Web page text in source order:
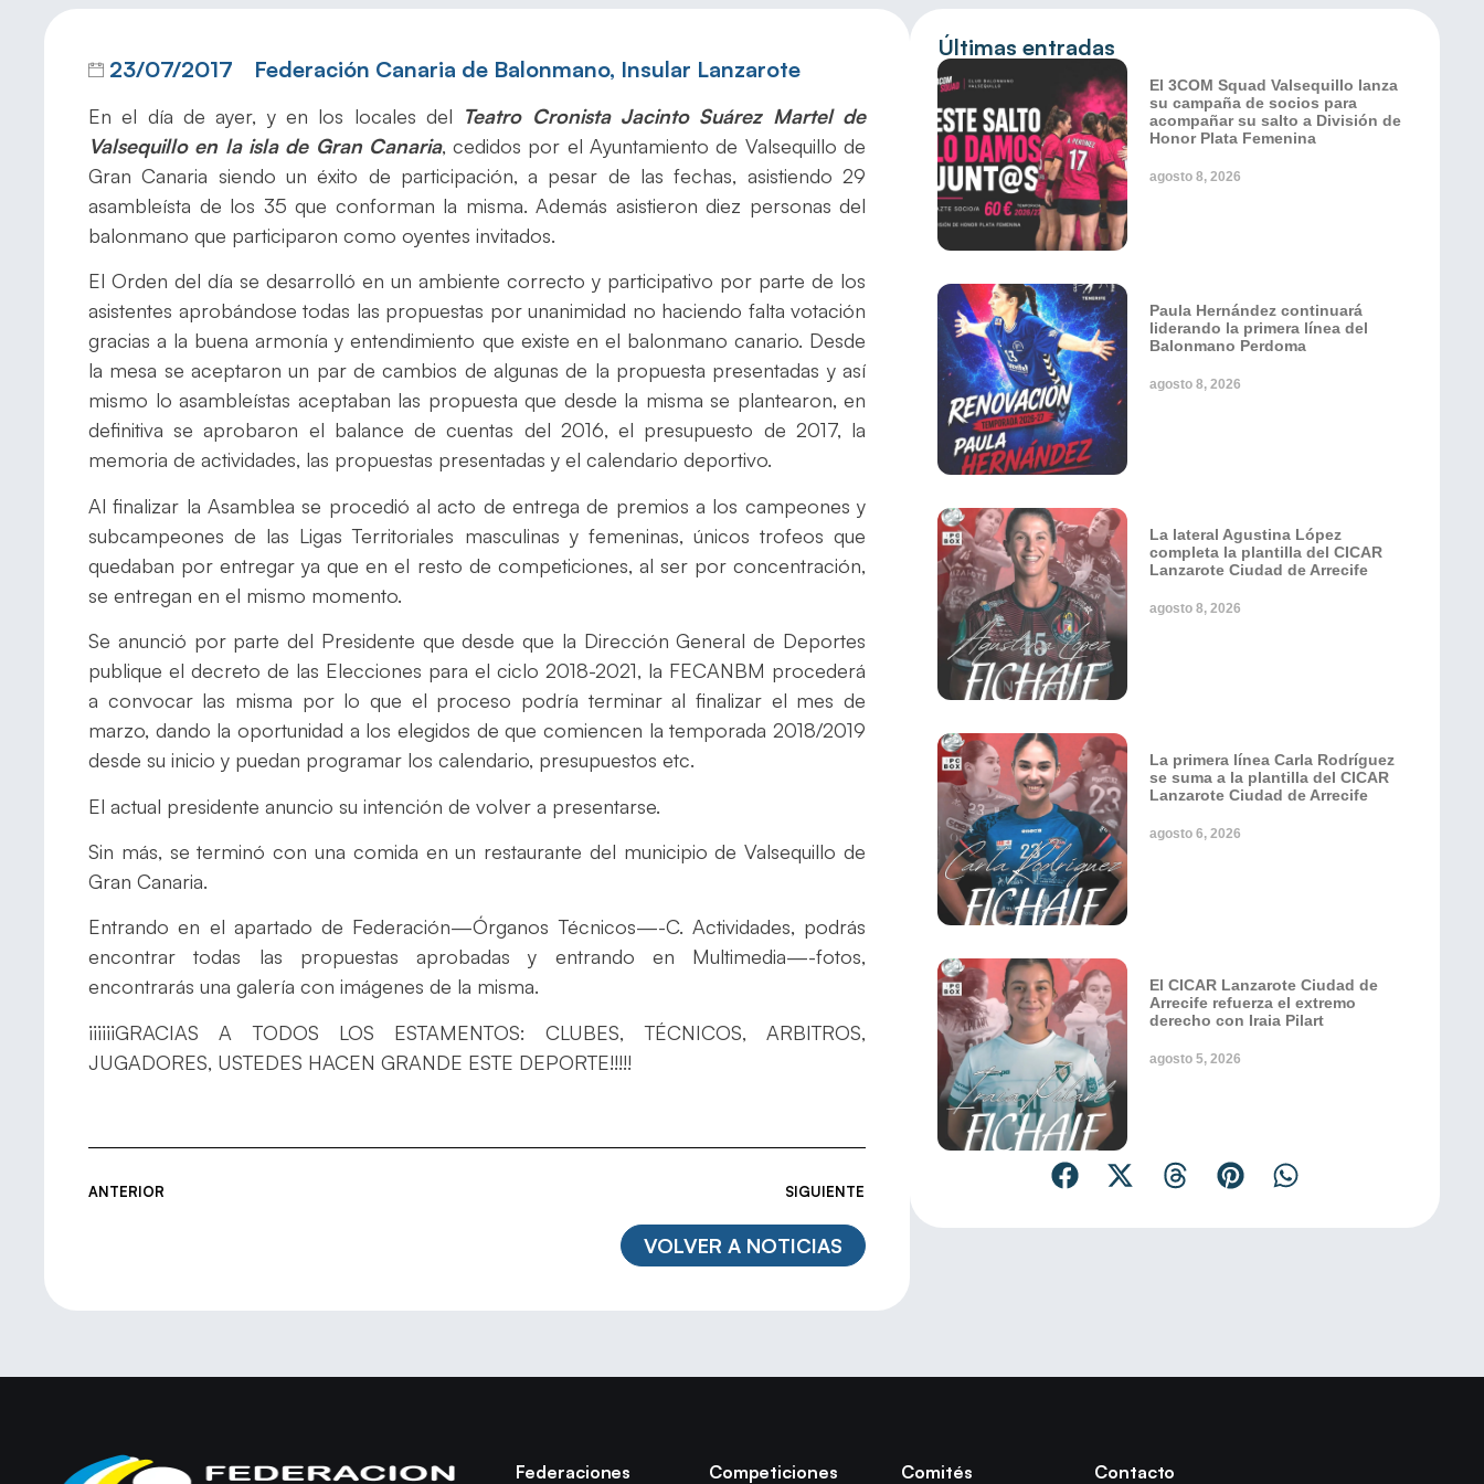
23/07/2017 Federación Canaria de Balonmano, Insular Lanzarote
En el día de ayer, y en los locales del Teatro Cronista Jacinto Suárez Martel de
Valsequillo en la isla de Gran Canaria, cedidos por el Ayuntamiento de Valsequillo de
Gran Canaria siendo un éxito de participación, a pesar de las fechas, asistiendo 29
asambleísta de los 35 que conforman la misma. Además asistieron diez personas del
balonmano que participaron como oyentes invitados.
El Orden del día se desarrolló en un ambiente correcto y participativo por parte de los
asistentes aprobándose todas las propuestas por unanimidad no haciendo falta votación
gracias a la buena armonía y entendimiento que existe en el balonmano canario. Desde
la mesa se aceptaron un par de cambios de algunas de la propuesta presentadas y así
mismo lo asambleístas aceptaban las propuesta que desde la misma se plantearon, en
definitiva se aprobaron el balance de cuentas del 2016, el presupuesto de 2017, la
memoria de actividades, las propuestas presentadas y el calendario deportivo.
Al finalizar la Asamblea se procedió al acto de entrega de premios a los campeones y
subcampeones de las Ligas Territoriales masculinas y femeninas, únicos trofeos que
quedaban por entregar ya que en el resto de competiciones, al ser por concentración,
se entregan en el mismo momento.
Se anunció por parte del Presidente que desde que la Dirección General de Deportes
publique el decreto de las Elecciones para el ciclo 2018-2021, la FECANBM procederá
a convocar las misma por lo que el proceso podría terminar al finalizar el mes de
marzo, dando la oportunidad a los elegidos de que comiencen la temporada 2018/2019
desde su inicio y puedan programar los calendario, presupuestos etc.
El actual presidente anuncio su intención de volver a presentarse.
Sin más, se terminó con una comida en un restaurante del municipio de Valsequillo de
Gran Canaria.
Entrando en el apartado de Federación—Órganos Técnicos—-C. Actividades, podrás
encontrar todas las propuestas aprobadas y entrando en Multimedia—-fotos,
encontrarás una galería con imágenes de la misma.
¡¡¡¡¡¡GRACIAS A TODOS LOS ESTAMENTOS: CLUBES, TÉCNICOS, ARBITROS,
JUGADORES, USTEDES HACEN GRANDE ESTE DEPORTE!!!!!
ANTERIOR SIGUIENTE
VOLVER A NOTICIAS
Últimas entradas
El 3COM Squad Valsequillo lanza
su campaña de socios para
acompañar su salto a División de
Honor Plata Femenina
agosto 8, 2026
Paula Hernández continuará
liderando la primera línea del
Balonmano Perdoma
agosto 8, 2026
La lateral Agustina López
completa la plantilla del CICAR
Lanzarote Ciudad de Arrecife
agosto 8, 2026
La primera línea Carla Rodríguez
se suma a la plantilla del CICAR
Lanzarote Ciudad de Arrecife
agosto 6, 2026
El CICAR Lanzarote Ciudad de
Arrecife refuerza el extremo
derecho con Iraia Pilart
agosto 5, 2026
Federaciones Competiciones Comités Contacto